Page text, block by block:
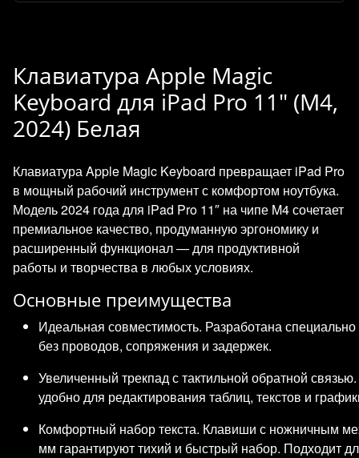
Клавиатура Apple Magic
Keyboard для iPad Pro 11" (M4,
2024) Белая
Клавиатура Apple Magic Keyboard превращает iPad Pro
в мощный рабочий инструмент с комфортом ноутбука.
Модель 2024 года для iPad Pro 11″ на чипе M4 сочетает
премиальное качество, продуманную эргономику и
расширенный функционал — для продуктивной
работы и творчества в любых условиях.
Основные преимущества
Идеальная совместимость. Разработана
без проводов, сопряжения и задержек.
Увеличенный трекпад с тактильной обратной
удобно для редактирования таблиц, текстов и
Комфортный набор текста. Клавиши с ножничным
мм гарантируют тихий и быстрый набор. Подходит